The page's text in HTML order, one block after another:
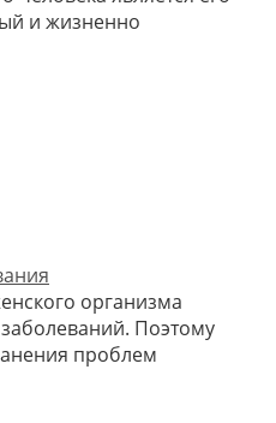
и жизненно
организма
Поэтому
проблем